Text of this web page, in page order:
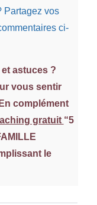
Partagez vos
ci-
astuces ?
vous sentir
complément
gratuit “5
le